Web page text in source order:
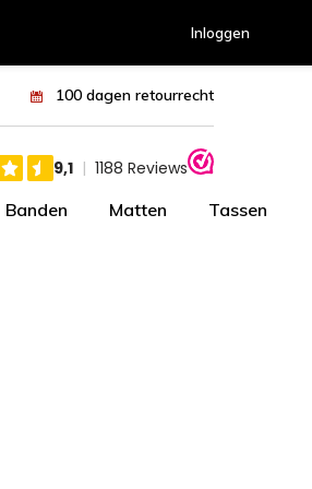
Inloggen
100 dagen retourrecht
Banden Matten Tassen